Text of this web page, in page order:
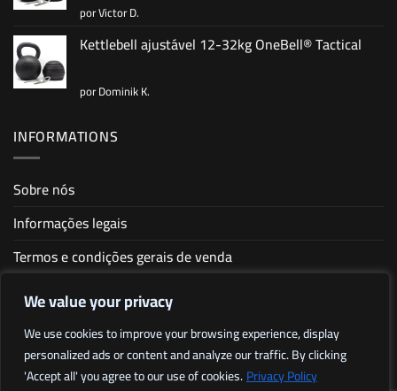
We value your privacy
We use cookies to improve your browsing experience, display
personalized ads or content and analyze our traffic. By clicking
'Accept all' you agree to our use of cookies.Privacy Policy
Avaliação
de 5
por Victor D.
Kettlebell ajustável 12-32kg OneBell® Tactical
Avaliação
4
por Dominik K.
INFORMATIONS
Sobre nós
Informações legais
Termos e condições gerais de venda
Política de privacidade
Sitemap
Afiliação